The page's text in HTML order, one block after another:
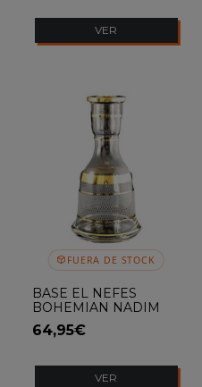
VER
FUERA DE STOCK
BASE EL NEFES
BOHEMIAN NADIM
CLEAR
64,95€
VER